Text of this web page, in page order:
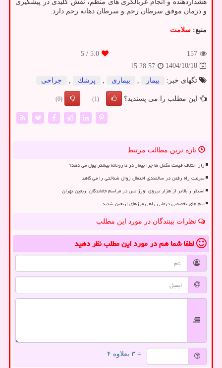
هشداردهنده و انجام غربالگری های منظم، نقش کلیدی در پیشگیری
و درمان موفق سرطان رحم و سرطان دهانه رحم دارد.
منبع: سلامت
157
5.0
/ 5
1404/10/18
15:28:57
تگهای خبر:
بیمار , بیماری , پزشك , جراحی
این مطلب را می پسندید؟ (1)
(0)
تازه ترین مطالب مرتبط
راز اختلاف قیمت مکمل ها چرا بیمار در داروخانه بیشتر پول می دهد؟
سرعت راه رفتن در سالمندی احتمال زوال شناختی را می کاهد
استقرار بالاتر از هزار نیروی اورژانس در مراسم جاماندگان اربعین تهران
تیم های تخصصی درمانی راهی مرزهای اربعین شدند
نظرات بینندگان در مورد این مطلب
لطفا شما همدر مورد این مطلبنظر دهید
= ۳ بعلاوه ۴